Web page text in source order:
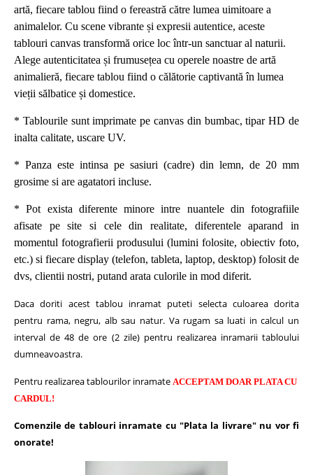
artă, fiecare tablou fiind o fereastră către lumea uimitoare a
animalelor. Cu scene vibrante și expresii autentice, aceste
tablouri canvas transformă orice loc într-un sanctuar al naturii.
Alege autenticitatea și frumusețea cu operele noastre de artă
animalieră, fiecare tablou fiind o călătorie captivantă în lumea
vieții sălbatice și domestice.
* Tablourile sunt imprimate pe canvas din bumbac, tipar HD de
inalta calitate, uscare UV.
* Panza este intinsa pe sasiuri (cadre) din lemn, de 20 mm
grosime si are agatatori incluse.
* Pot exista diferente minore intre nuantele din fotografiile
afisate pe site si cele din realitate, diferentele aparand in
momentul fotografierii produsului (lumini folosite, obiectiv foto,
etc.) si fiecare display (telefon, tableta, laptop, desktop) folosit de
dvs, clientii nostri, putand arata culorile in mod diferit.
Daca doriti acest tablou inramat puteti selecta culoarea dorita
pentru rama, negru, alb sau natur. Va rugam sa luati in calcul un
interval de 48 de ore (2 zile) pentru realizarea inramarii tabloului
dumneavoastra.
Pentru realizarea tablourilor inramate ACCEPTAM DOAR PLATA CU
CARDUL!
Comenzile de tablouri inramate cu "Plata la livrare" nu vor fi
onorate!